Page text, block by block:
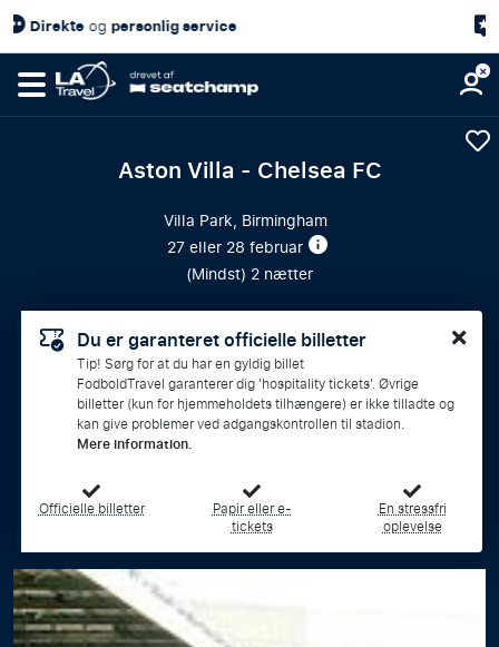
Kundetilfredshed4,7/5på
Aston Villa - Chelsea FC
Villa Park, Birmingham
27 eller 28 februar
(Mindst) 2 nætter
Du er garanteret officielle billetter
Tip! Sørg for at du har en gyldig billet
FodboldTravel garanterer dig 'hospitality tickets'. Øvrige
billetter (kun for hjemmeholdets tilhængere) er ikke tilladte og
kan give problemer ved adgangskontrollen til stadion.
Mere information.
Officielle billetter Papir eller e-
tickets
En stressfri
oplevelse